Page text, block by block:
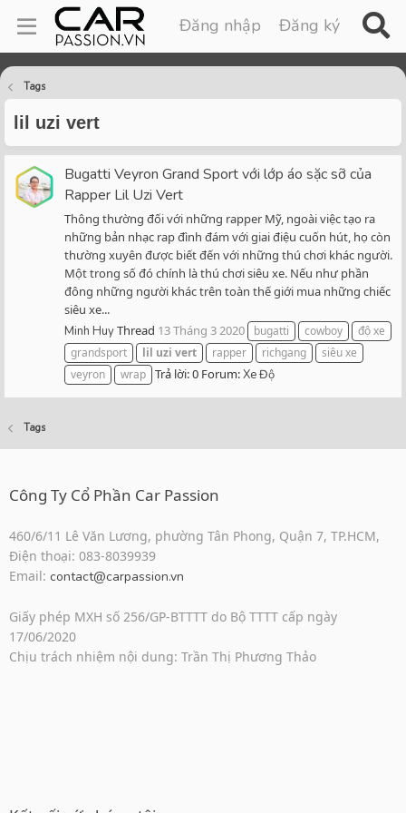
Đăng nhập Đăng ký
Tags
lil uzi vert
Bugatti Veyron Grand Sport với lớp áo sặc sỡ của
Rapper Lil Uzi Vert
Thông thường đối với những rapper Mỹ, ngoài việc tạo ra
những bản nhạc rap đình đám với giai điệu cuốn hút, họ còn
thường xuyên được biết đến với những thú chơi khác người.
Một trong số đó chính là thú chơi siêu xe. Nếu như phần
đông những người khác trên toàn thế giới mua những chiếc
siêu xe...
Minh HuyThread 13 Tháng 3 2020 bugatti cowboy
độ xe
grandsport
lil uzi vert rapper richgang
siêu xe
veyron
wrap Trả lời: 0 Forum:Xe Độ
Tags
Công Ty Cổ Phần Car Passion
460/6/11 Lê Văn Lương, phường Tân Phong, Quận 7, TP.HCM,
Điện thoại: 083-8039939
Email: contact@carpassion.vn
Giấy phép MXH số 256/GP-BTTTT do Bộ TTTT cấp ngày
17/06/2020
Chịu trách nhiệm nội dung: Trần Thị Phương Thảo